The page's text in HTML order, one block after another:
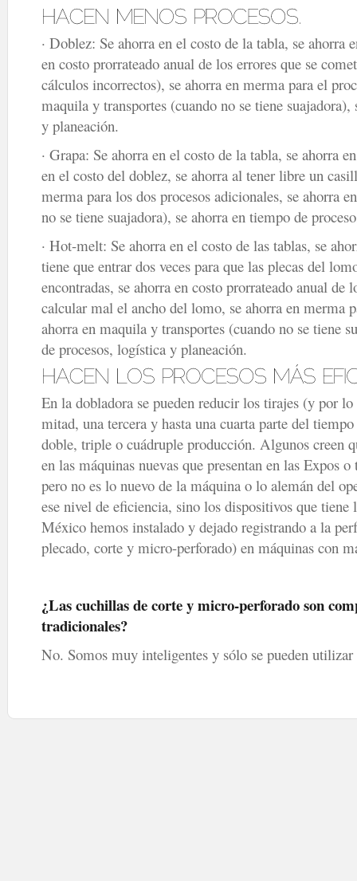
· Doblez: Se ahorra en el costo de la tabla, se ahorra
en costo prorrateado anual de los errores que se
cálculos incorrectos), se ahorra en merma para el
maquila y transportes (cuando no se tiene
y planeación.
· Grapa: Se ahorra en el costo de la tabla, se ahorra
en el costo del doblez, se ahorra al tener libre un
merma para los dos procesos adicionales, se ahorra
no se tiene suajadora), se ahorra en tiempo de
· Hot-melt: Se ahorra en el costo de las tablas, se
tiene que entrar dos veces para que las plecas del
encontradas, se ahorra en costo prorrateado anual de
calcular mal el ancho del lomo, se ahorra en merma
ahorra en maquila y transportes (cuando no se tiene
de procesos, logística y planeación.
En la dobladora se pueden reducir los tirajes (y por
mitad, una tercera y hasta una cuarta parte del
doble, triple o cuádruple producción. Algunos creen
en las máquinas nuevas que presentan en las Expos
pero no es lo nuevo de la máquina o lo alemán del
ese nivel de eficiencia, sino los dispositivos que
México hemos instalado y dejado registrando a la
plecado, corte y micro-perforado) en máquinas con
¿Las cuchillas de corte y micro-perforado son
tradicionales?
No. Somos muy inteligentes y sólo se pueden